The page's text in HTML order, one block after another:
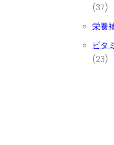
37
栄養
ビタ
23